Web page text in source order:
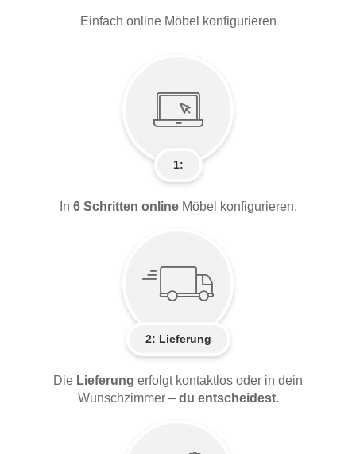
Einfach online Möbel konfigurieren
1:
In 6 Schritten online Möbel konfigurieren.
2: Lieferung
Die Lieferung erfolgt kontaktlos oder in dein
Wunschzimmer – du entscheidest.